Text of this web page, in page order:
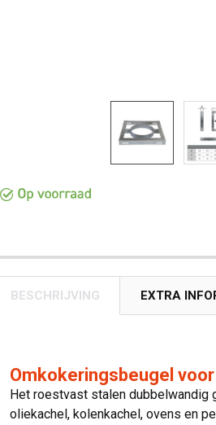
BESCHRIJVING EXTRA
Omkokeringsbeugel
Het roestvast stalen dubbelwandig
oliekachel, kolenkachel, ovens en